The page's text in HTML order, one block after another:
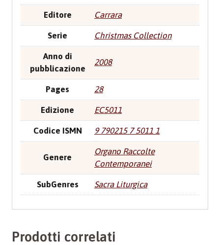
Editore Carrara
Serie Christmas Collection
Anno di
pubblicazione
2008
Pages 28
Edizione EC5011
Codice ISMN 9 790215 7 5011 1
Genere
Organo Raccolte
Contemporanei
SubGenres Sacra Liturgica
Prodotti correlati